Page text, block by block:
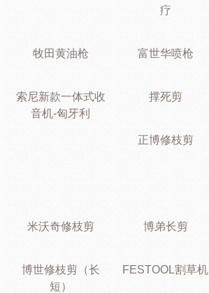
疗
牧田黄油枪 富世华喷枪
索尼新款一体式收
音机-匈牙利
撑死剪
正博修枝剪
米沃奇修枝剪 博弟长剪
博世修枝剪（长
短）
FESTOOL割草机